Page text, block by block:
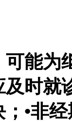
能为
时就
•非